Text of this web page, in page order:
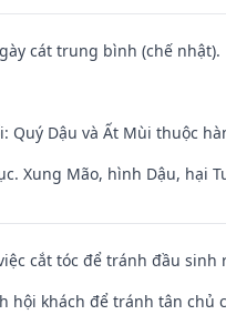
cát trung bình (chế nhật).
Dậu và Ất Mùi thuộc
Xung Mão, hình Dậu, hại
cắt tóc để tránh đầu sinh
hội khách để tránh tân chủ